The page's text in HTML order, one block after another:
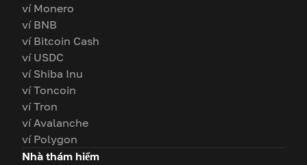
ví Monero
ví BNB
ví Bitcoin Cash
ví USDC
ví Shiba Inu
ví Toncoin
ví Tron
ví Avalanche
ví Polygon
Nhà thám hiểm